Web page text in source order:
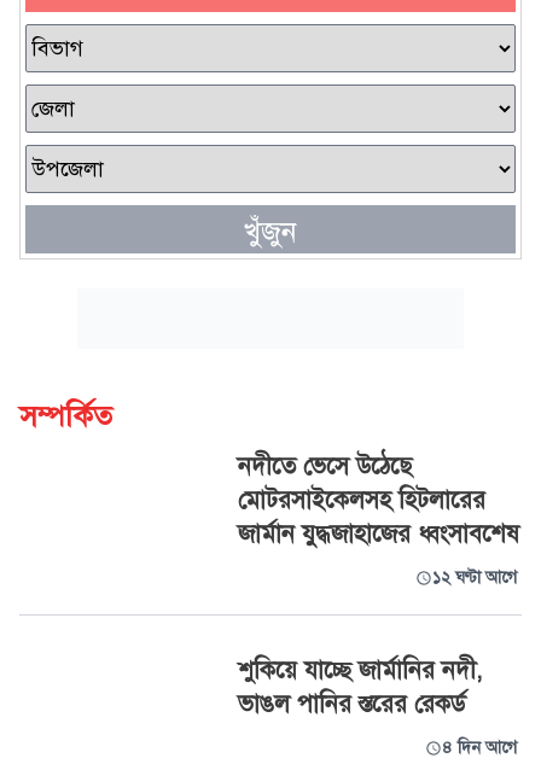
খুঁজুন
সম্পর্কিত
নদীতে ভেসে উঠেছে
মোটরসাইকেলসহ হিটলারের
জার্মান যুদ্ধজাহাজের ধ্বংসাবশেষ
১২ ঘণ্টা আগে
শুকিয়ে যাচ্ছে জার্মানির নদী,
ভাঙল পানির স্তরের রেকর্ড
৪ দিন আগে